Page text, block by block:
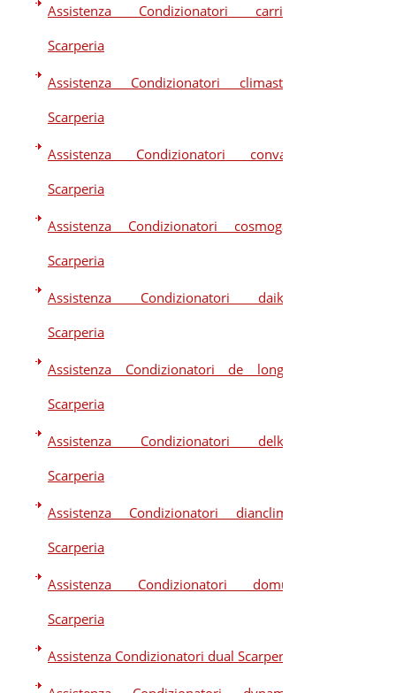
Assistenza Condizionatori carrier
Scarperia
Assistenza Condizionatori climastar
Scarperia
Assistenza Condizionatori convair
Scarperia
Assistenza Condizionatori cosmogas
Scarperia
Assistenza Condizionatori daikin
Scarperia
Assistenza Condizionatori de longhi
Scarperia
Assistenza Condizionatori delkin
Scarperia
Assistenza Condizionatori dianclima
Scarperia
Assistenza Condizionatori domus
Scarperia
Assistenza Condizionatori dual Scarperia